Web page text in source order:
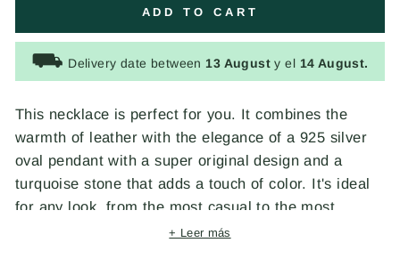
ADD TO CART
⛟ Delivery date between 13 Augusty el 14 August.
This necklace is perfect for you. It combines the
warmth of leather with the elegance of a 925 silver
oval pendant with a super original design and a
turquoise stone that adds a touch of color. It's ideal
for any look, from the most casual to the most
+ Leer más